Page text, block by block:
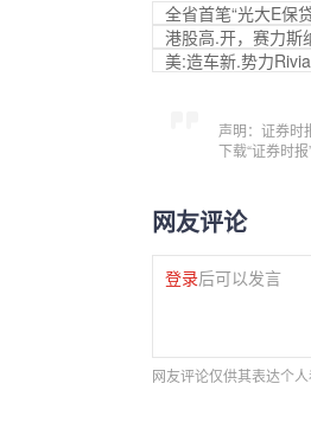
全省首笔“光大E保
港股高.开，赛力斯
美:造车新.势力
声明：证券时
下载“证券时
网友评论
登录后可以发言
网友评论仅供其表达个